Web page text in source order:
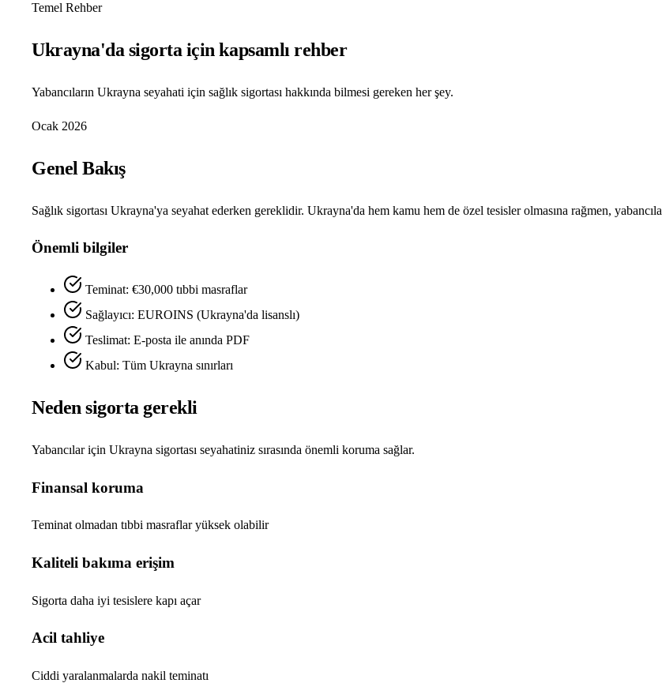
Temel Rehber
Ukrayna'da sigorta için kapsamlı rehber
Yabancıların Ukrayna seyahati için sağlık sigortası hakkında bilmesi gereken her şey.
Ocak 2026
Genel Bakış
Sağlık sigortası Ukrayna'ya seyahat ederken gereklidir. Ukrayna'da hem kamu hem de özel tesisler olmasına rağmen,
Önemli bilgiler
Teminat: €30,000 tıbbi masraflar
Sağlayıcı: EUROINS (Ukrayna'da lisanslı)
Teslimat: E-posta ile anında PDF
Kabul: Tüm Ukrayna sınırları
Neden sigorta gerekli
Yabancılar için Ukrayna sigortası seyahatiniz sırasında önemli koruma sağlar.
Finansal koruma
Teminat olmadan tıbbi masraflar yüksek olabilir
Kaliteli bakıma erişim
Sigorta daha iyi tesislere kapı açar
Acil tahliye
Ciddi yaralanmalarda nakil teminatı